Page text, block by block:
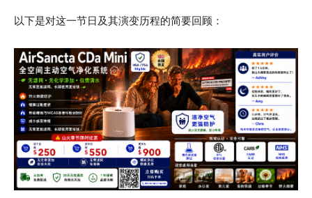
以下是对这一节日及其演变历程的简要回顾：